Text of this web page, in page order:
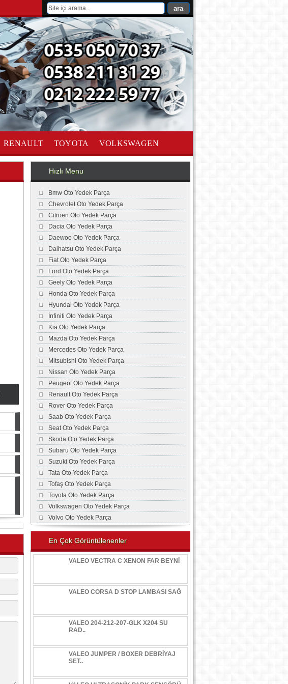
RENAULT TOYOTA VOLKSWAGEN
Hızlı Menu
Bmw Oto Yedek Parça
Chevrolet Oto Yedek Parça
Citroen Oto Yedek Parça
Dacia Oto Yedek Parça
Daewoo Oto Yedek Parça
Daihatsu Oto Yedek Parça
Fiat Oto Yedek Parça
Ford Oto Yedek Parça
Geely Oto Yedek Parça
Honda Oto Yedek Parça
Hyundai Oto Yedek Parça
İnfiniti Oto Yedek Parça
Kia Oto Yedek Parça
Mazda Oto Yedek Parça
Mercedes Oto Yedek Parça
Mitsubishi Oto Yedek Parça
Nissan Oto Yedek Parça
Peugeot Oto Yedek Parça
Renault Oto Yedek Parça
Rover Oto Yedek Parça
Saab Oto Yedek Parça
Seat Oto Yedek Parça
Skoda Oto Yedek Parça
Subaru Oto Yedek Parça
Suzuki Oto Yedek Parça
Tata Oto Yedek Parça
Tofaş Oto Yedek Parça
Toyota Oto Yedek Parça
Volkswagen Oto Yedek Parça
Volvo Oto Yedek Parça
En Çok Görüntülenenler
VALEO VECTRA C XENON FAR BEYNİ
VALEO CORSA D STOP LAMBASI SAĞ
VALEO 204-212-207-GLK X204 SU
RAD..
VALEO JUMPER / BOXER DEBRİYAJ
SET..